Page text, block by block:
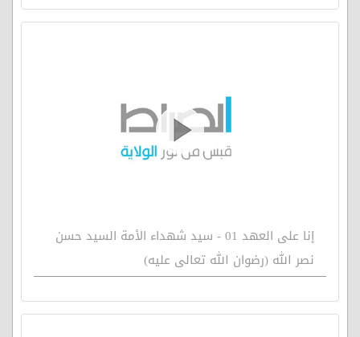
إنا على العهد 01 - سيد شهداء الأمة السيد حسن
نصر الله (رضوان الله تعالى عليه)